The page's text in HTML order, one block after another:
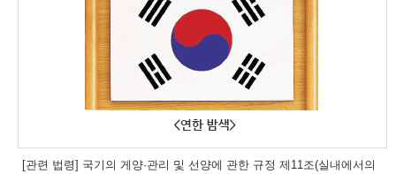
[관련 법령] 국기의 게양·관리 및 선양에 관한 규정 제11조(실내에서의